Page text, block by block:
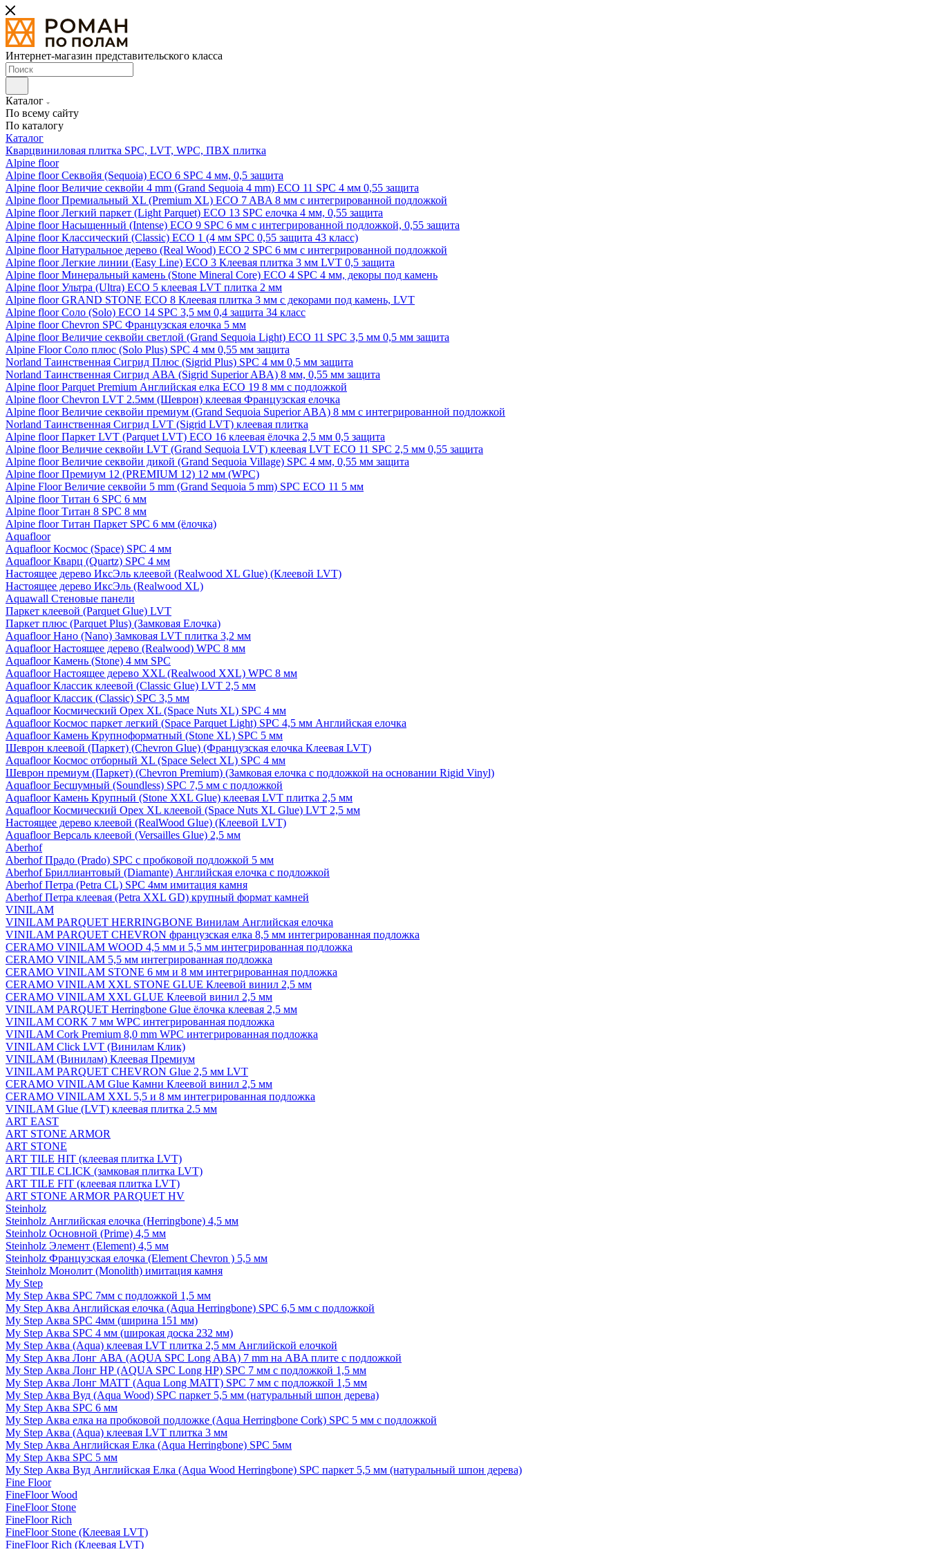
Интернет-магазин представительского класса
Каталог
По всему сайту
По каталогу
Каталог
Кварцвиниловая плитка SPC, LVT, WPC, ПВХ плитка
Alpine floor
Alpine floor Секвойя (Sequoia) ECO 6 SPC 4 мм, 0,5 защита
Alpine floor Величие секвойи 4 mm (Grand Sequoia 4 mm) ECO 11 SPC 4 мм 0,55 защита
Alpine floor Премиальный XL (Premium XL) ECO 7 ABA 8 мм с интегрированной подложкой
Alpine floor Легкий паркет (Light Parquet) ECO 13 SPC елочка 4 мм, 0,55 защита
Alpine floor Насыщенный (Intense) ECO 9 SPC 6 мм с интегрированной подложкой, 0,55 защита
Alpine floor Классический (Classic) ECO 1 (4 мм SPC 0,55 защита 43 класс)
Alpine floor Натуральное дерево (Real Wood) ECO 2 SPC 6 мм с интегрированной подложкой
Alpine floor Легкие линии (Easy Line) ECO 3 Клеевая плитка 3 мм LVT 0,5 защита
Alpine floor Минеральный камень (Stone Mineral Core) ECO 4 SPC 4 мм, декоры под камень
Alpine floor Ультра (Ultra) ECO 5 клеевая LVT плитка 2 мм
Alpine floor GRAND STONE ECO 8 Клеевая плитка 3 мм с декорами под камень, LVT
Alpine floor Соло (Solo) ECO 14 SPC 3,5 мм 0,4 защита 34 класс
Alpine floor Chevron SPC Французская елочка 5 мм
Alpine floor Величие секвойи светлой (Grand Sequoia Light) ECO 11 SPC 3,5 мм 0,5 мм защита
Alpine Floor Соло плюс (Solo Plus) SPC 4 мм 0,55 мм защита
Norland Таинственная Сигрид Плюс (Sigrid Plus) SPC 4 мм 0,5 мм защита
Norland Таинственная Сигрид АВА (Sigrid Superior ABA) 8 мм, 0,55 мм защита
Alpine floor Parquet Premium Английская елка ECO 19 8 мм с подложкой
Alpine floor Chevron LVT 2.5мм (Шеврон) клеевая Французская елочка
Alpine floor Величие секвойи премиум (Grand Sequoia Superior ABA) 8 мм с интегрированной подложкой
Norland Таинственная Сигрид LVT (Sigrid LVT) клеевая плитка
Alpine floor Паркет LVT (Parquet LVT) ECO 16 клеевая ёлочка 2,5 мм 0,5 защита
Alpine floor Величие секвойи LVT (Grand Sequoia LVT) клеевая LVT ECO 11 SPC 2,5 мм 0,55 защита
Alpine floor Величие секвойи дикой (Grand Sequoia Village) SPC 4 мм, 0,55 мм защита
Alpine floor Премиум 12 (PREMIUM 12) 12 мм (WPC)
Alpine Floor Величие секвойи 5 mm (Grand Sequoia 5 mm) SPC ECO 11 5 мм
Alpine floor Титан 6 SPC 6 мм
Alpine floor Титан 8 SPC 8 мм
Alpine floor Титан Паркет SPC 6 мм (ёлочка)
Aquafloor
Aquafloor Космос (Space) SPC 4 мм
Aquafloor Кварц (Quartz) SPC 4 мм
Настоящее дерево ИксЭль клеевой (Realwood XL Glue) (Клеевой LVT)
Настоящее дерево ИксЭль (Realwood XL)
Aquawall Стеновые панели
Паркет клеевой (Parquet Glue) LVT
Паркет плюс (Parquet Plus) (Замковая Елочка)
Aquafloor Нано (Nano) Замковая LVT плитка 3,2 мм
Aquafloor Настоящее дерево (Realwood) WPC 8 мм
Aquafloor Камень (Stone) 4 мм SPC
Aquafloor Настоящее дерево XXL (Realwood XXL) WPC 8 мм
Aquafloor Классик клеевой (Classic Glue) LVT 2,5 мм
Aquafloor Классик (Classic) SPC 3,5 мм
Aquafloor Космический Орех XL (Space Nuts XL) SPC 4 мм
Aquafloor Космос паркет легкий (Space Parquet Light) SPC 4,5 мм Английская елочка
Aquafloor Камень Крупноформатный (Stone XL) SPC 5 мм
Шеврон клеевой (Паркет) (Chevron Glue) (Французская елочка Клеевая LVT)
Aquafloor Космос отборный XL (Space Select XL) SPC 4 мм
Шеврон премиум (Паркет) (Chevron Premium) (Замковая елочка с подложкой на основании Rigid Vinyl)
Aquafloor Бесшумный (Soundless) SPC 7,5 мм с подложкой
Aquafloor Камень Крупный (Stone XXL Glue) клеевая LVT плитка 2,5 мм
Aquafloor Космический Орех XL клеевой (Space Nuts XL Glue) LVT 2,5 мм
Настоящее дерево клеевой (RealWood Glue) (Клеевой LVT)
Aquafloor Версаль клеевой (Versailles Glue) 2,5 мм
Aberhof
Aberhof Прадо (Prado) SPC с пробковой подложкой 5 мм
Aberhof Бриллиантовый (Diamante) Английская елочка с подложкой
Aberhof Петра (Petra CL) SPC 4мм имитация камня
Aberhof Петра клеевая (Petra XXL GD) крупный формат камней
VINILAM
VINILAM PARQUET HERRINGBONE Винилам Английская елочка
VINILAM PARQUET CHEVRON французская елка 8,5 мм интегрированная подложка
CERAMO VINILAM WOOD 4,5 мм и 5,5 мм интегрированная подложка
CERAMO VINILAM 5,5 мм интегрированная подложка
CERAMO VINILAM STONE 6 мм и 8 мм интегрированная подложка
CERAMO VINILAM XXL STONE GLUE Клеевой винил 2,5 мм
CERAMO VINILAM XXL GLUE Клеевой винил 2,5 мм
VINILAM PARQUET Herringbone Glue ёлочка клеевая 2,5 мм
VINILAM CORK 7 мм WPC интегрированная подложка
VINILAM Cork Premium 8,0 mm WPC интегрированная подложка
VINILAM Click LVT (Винилам Клик)
VINILAM (Винилам) Клеевая Премиум
VINILAM PARQUET CHEVRON Glue 2,5 мм LVT
CERAMO VINILAM Glue Камни Клеевой винил 2,5 мм
CERAMO VINILAM XXL 5,5 и 8 мм интегрированная подложка
VINILAM Glue (LVT) клеевая плитка 2.5 мм
ART EAST
ART STONE ARMOR
ART STONE
ART TILE HIT (клеевая плитка LVT)
ART TILE CLICK (замковая плитка LVT)
ART TILE FIT (клеевая плитка LVT)
ART STONE ARMOR PARQUET HV
Steinholz
Steinholz Английская елочка (Herringbone) 4,5 мм
Steinholz Основной (Prime) 4,5 мм
Steinholz Элемент (Element) 4,5 мм
Steinholz Французская елочка (Element Chevron ) 5,5 мм
Steinholz Монолит (Monolith) имитация камня
My Step
My Step Аква SPC 7мм c подложкой 1,5 мм
My Step Аква Английская елочка (Aqua Herringbone) SPC 6,5 мм с подложкой
My Step Аква SPC 4мм (ширина 151 мм)
My Step Аква SPC 4 мм (широкая доска 232 мм)
My Step Аква (Aqua) клеевая LVT плитка 2,5 мм Английской елочкой
My Step Аква Лонг АВА (AQUA SPC Long ABA) 7 mm на ABA плите с подложкой
My Step Аква Лонг НР (AQUA SPC Long HP) SPC 7 мм с подложкой 1,5 мм
My Step Аква Лонг MATT (Aqua Long MATT) SPC 7 мм с подложкой 1,5 мм
My Step Аква Вуд (Aqua Wood) SPC паркет 5,5 мм (натуральный шпон дерева)
My Step Аква SPC 6 мм
My Step Аква елка на пробковой подложке (Aqua Herringbone Cork) SPC 5 мм с подложкой
My Step Аква (Aqua) клеевая LVT плитка 3 мм
My Step Аква Английская Елка (Aqua Herringbone) SPC 5мм
My Step Аква SPC 5 мм
My Step Аква Вуд Английская Елка (Aqua Wood Herringbone) SPC паркет 5,5 мм (натуральный шпон дерева)
Fine Floor
FineFloor Wood
FineFloor Stone
FineFloor Rich
FineFloor Stone (Клеевая LVT)
FineFloor Rich (Клеевая LVT)